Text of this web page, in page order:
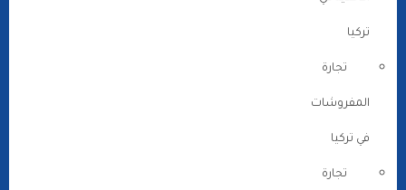
تركيا
تجارة
المفروشات
في تركيا
تجارة